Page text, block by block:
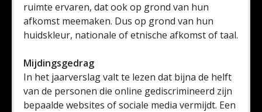
ruimte ervaren, dat ook op grond van hun
afkomst meemaken. Dus op grond van hun
huidskleur, nationale of etnische afkomst of taal.
Mijdingsgedrag
In het jaarverslag valt te lezen dat bijna de helft
van de personen die online gediscrimineerd zijn
bepaalde websites of sociale media vermijdt. Een